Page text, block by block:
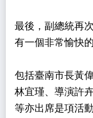
最後，副總統再
有一個非常愉快的
包括臺南市長黃
林宜瑾、導演許
等亦出席是項活動